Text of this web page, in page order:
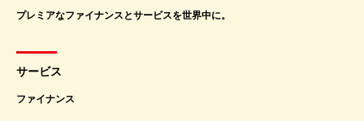
プレミアなファイナンスとサービスを世界中に。
サービス
ファイナンス